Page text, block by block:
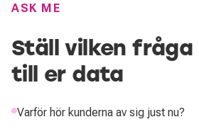
ASK ME
Ställ vilken
till er data
Varför hör kunderna av sig just nu?